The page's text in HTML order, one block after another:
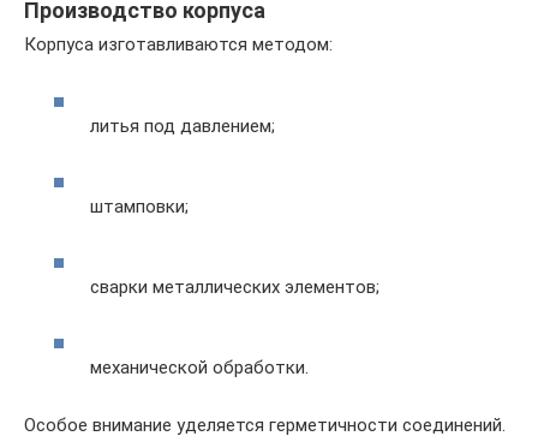
Производство корпуса
Корпуса изготавливаются методом:
литья под давлением;
штамповки;
сварки металлических элементов;
механической обработки.
Особое внимание уделяется герметичности соединений.